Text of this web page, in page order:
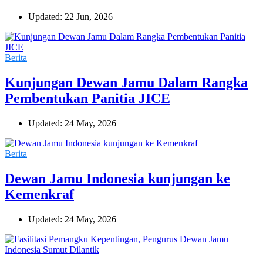
Updated: 22 Jun, 2026
Berita
Kunjungan Dewan Jamu Dalam Rangka
Pembentukan Panitia JICE
Updated: 24 May, 2026
Berita
Dewan Jamu Indonesia kunjungan ke
Kemenkraf
Updated: 24 May, 2026